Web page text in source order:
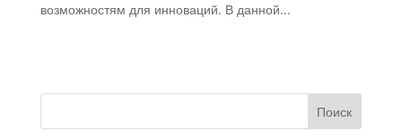
возможностям для инноваций. В данной...